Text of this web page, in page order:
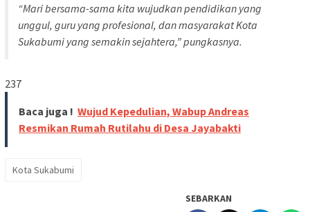
“Mari bersama-sama kita wujudkan pendidikan yang
unggul, guru yang profesional, dan masyarakat Kota
Sukabumi yang semakin sejahtera,” pungkasnya.
237
Baca juga ! Wujud Kepedulian, Wabup Andreas
Resmikan Rumah Rutilahu di Desa Jayabakti
Kota Sukabumi
SEBARKAN